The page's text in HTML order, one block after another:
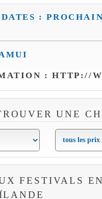
:
: HTTP://
UNE
FESTIVALS EN